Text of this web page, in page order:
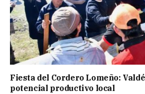
Fiesta del Cordero Lomeño:
potencial productivo local